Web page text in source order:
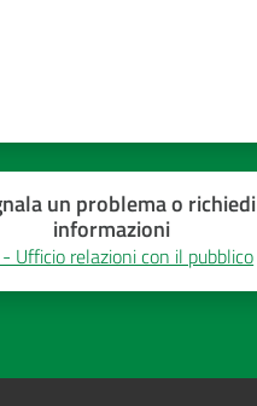
un problema o richiedi
informazioni
Ufficio relazioni con il pubblico